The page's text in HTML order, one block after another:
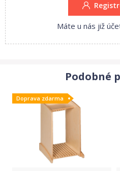
Máte u nás již
Podobné
Doprava zdarma